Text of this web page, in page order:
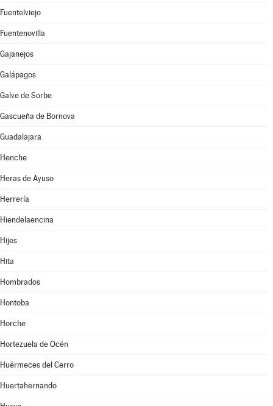
Fuentelviejo
Fuentenovilla
Gajanejos
Galápagos
Galve de Sorbe
Gascueña de Bornova
Guadalajara
Henche
Heras de Ayuso
Herrería
Hiendelaencina
Hijes
Hita
Hombrados
Hontoba
Horche
Hortezuela de Océn
Huérmeces del Cerro
Huertahernando